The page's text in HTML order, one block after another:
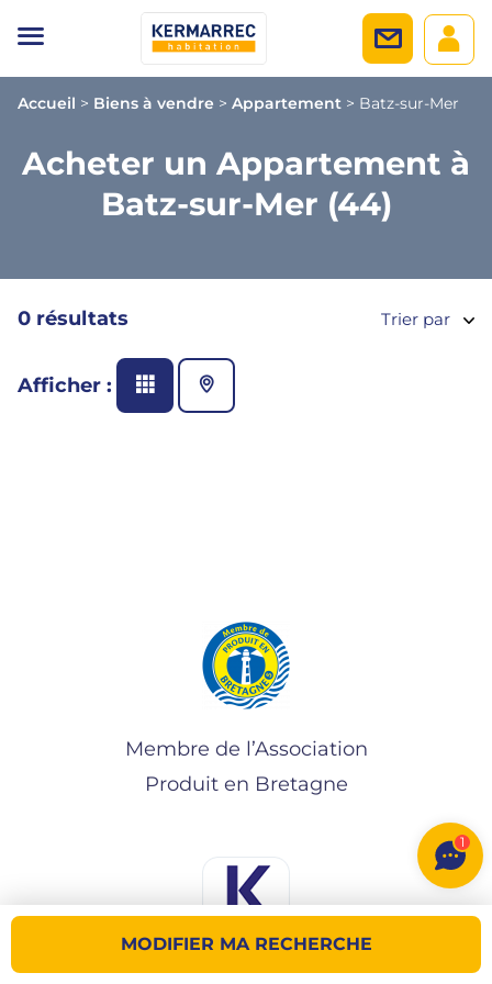
Accueil > Biens à vendre > Appartement > Batz-sur-Mer
Acheter un Appartement à
Batz-sur-Mer (44)
MODIFIER MA RECHERCHE
0 résultats Trier par
Afficher :
Membre de l’Association
Produit en Bretagne
1